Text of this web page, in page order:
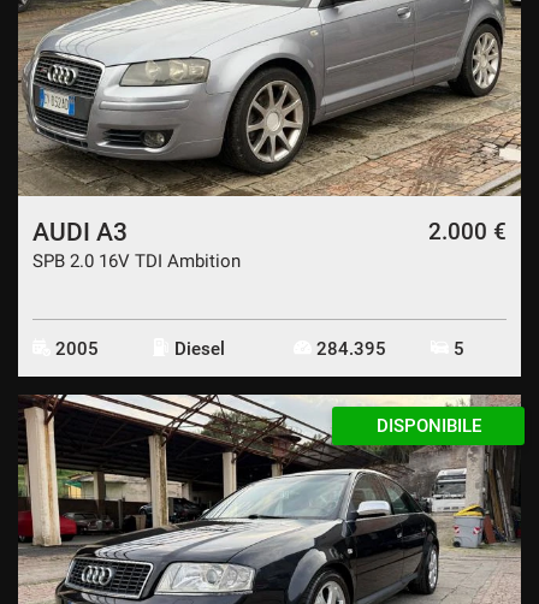
ASSISTENZA
CONTATTI
CONTATTI
AUDI A3
SPB 2.0 16V TDI Ambition
2.000 €
2005 Diesel 284.395 5
DISPONIBILE